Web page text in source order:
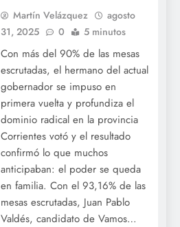
Martín Velázquez
agosto
31, 2025
0 5 minutos
Con más del 90% de las mesas
escrutadas, el hermano del actual
gobernador se impuso en
primera vuelta y profundiza el
dominio radical en la provincia
Corrientes votó y el resultado
confirmó lo que muchos
anticipaban: el poder se queda
en familia. Con el 93,16% de las
mesas escrutadas, Juan Pablo
Valdés, candidato de Vamos…